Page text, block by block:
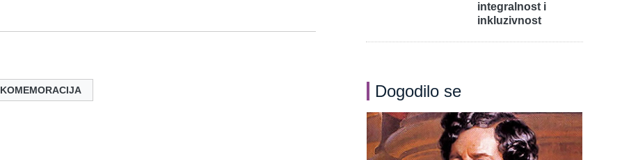
KOMEMORACIJA
integralnost i
inkluzivnost
Dogodilo se